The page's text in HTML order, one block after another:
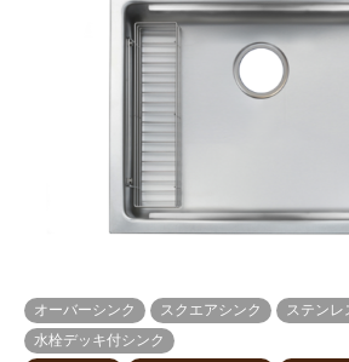
オーバーシンク スクエアシンク
ステンレ
水栓デッキ付シンク